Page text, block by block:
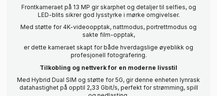
Frontkameraet på 13 MP gir skarphet og detaljer til selfies, og
LED-blits sikrer god lysstyrke i mørke omgivelser.
Med støtte for 4K-videoopptak, nattmodus, portrettmodus og
sakte film-opptak,
er dette kameraet skapt for både hverdagslige øyeblikk og
profesjonell fotografering.
Tilkobling og nettverk for en moderne livsstil
Med Hybrid Dual SIM og støtte for 5G, gir denne enheten lynrask
datahastighet på opptil 2,33 Gbit/s, perfekt for strømming, spill